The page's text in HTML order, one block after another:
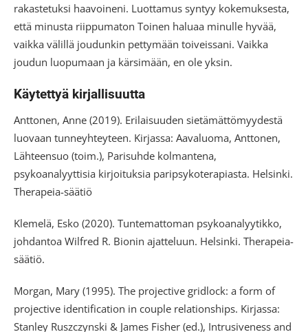
rakastetuksi haavoineni. Luottamus syntyy kokemuksesta,
että minusta riippumaton Toinen haluaa minulle hyvää,
vaikka välillä joudunkin pettymään toiveissani. Vaikka
joudun luopumaan ja kärsimään, en ole yksin.
Käytettyä kirjallisuutta
Anttonen, Anne (2019). Erilaisuuden sietämättömyydestä
luovaan tunneyhteyteen. Kirjassa: Aavaluoma, Anttonen,
Lähteensuo (toim.), Parisuhde kolmantena,
psykoanalyyttisia kirjoituksia paripsykoterapiasta. Helsinki.
Therapeia-säätiö
Klemelä, Esko (2020). Tuntemattoman psykoanalyytikko,
johdantoa Wilfred R. Bionin ajatteluun. Helsinki. Therapeia-
säätiö.
Morgan, Mary (1995). The projective gridlock: a form of
projective identification in couple relationships. Kirjassa:
Stanley Ruszczynski & James Fisher (ed.), Intrusiveness and